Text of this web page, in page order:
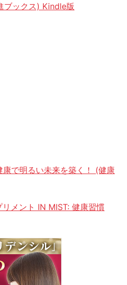
ブックス) Kindle版
で明るい未来を築く！ (健康
メント IN MIST: 健康習慣